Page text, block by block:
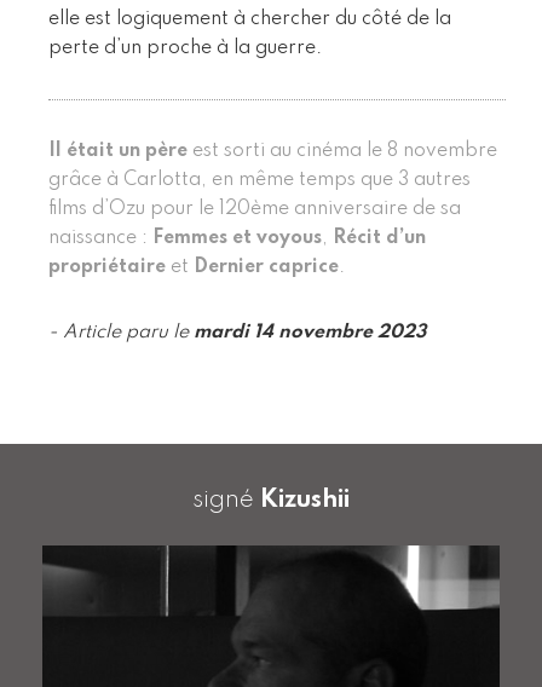
elle est logiquement à chercher du côté de la
perte d’un proche à la guerre.
Il était un père est sorti au cinéma le 8 novembre
grâce à Carlotta, en même temps que 3 autres
films d’Ozu pour le 120ème anniversaire de sa
naissance : Femmes et voyous, Récit d’un
propriétaire et Dernier caprice.
- Article paru le mardi 14 novembre 2023
signé Kizushii